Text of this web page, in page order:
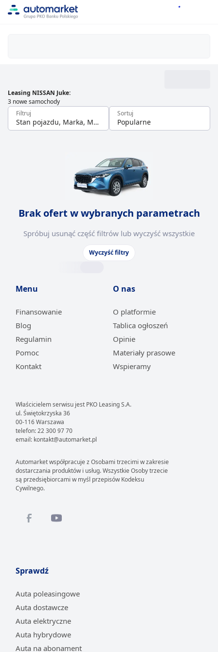
Leasing NISSAN Juke:
3 nowe samochody
Filtruj
Stan pojazdu, Marka, Model
Sortuj
Popularne
Brak ofert w wybranych parametrach
Spróbuj usunąć część filtrów lub wyczyść wszystkie
Wyczyść filtry
Właścicielem serwisu jest PKO Leasing S.A.
ul. Świętokrzyska 36
00-116 Warszawa
telefon: 22 300 97 70
email: kontakt@automarket.pl
Automarket współpracuje z Osobami trzecimi w zakresie
dostarczania produktów i usług. Wszystkie Osoby trzecie
są przedsiębiorcami w myśl przepisów Kodeksu
Cywilnego.
Menu
Finansowanie
Blog
Regulamin
Pomoc
Kontakt
O nas
O platformie
Tablica ogłoszeń
Opinie
Materiały prasowe
Wspieramy
Sprawdź
Auta poleasingowe
Auta dostawcze
Auta elektryczne
Auta hybrydowe
Auta na abonament